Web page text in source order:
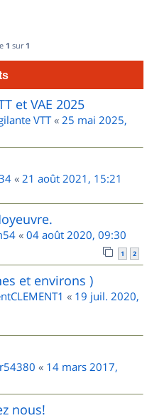
1 sur 1
et VAE 2025
VTT« 25 mai 2025,
« 21 août 2021, 15:21
« 04 août 2020, 09:30
1 2
et environs )
« 19 juil. 2020,
« 14 mars 2017,
nous!